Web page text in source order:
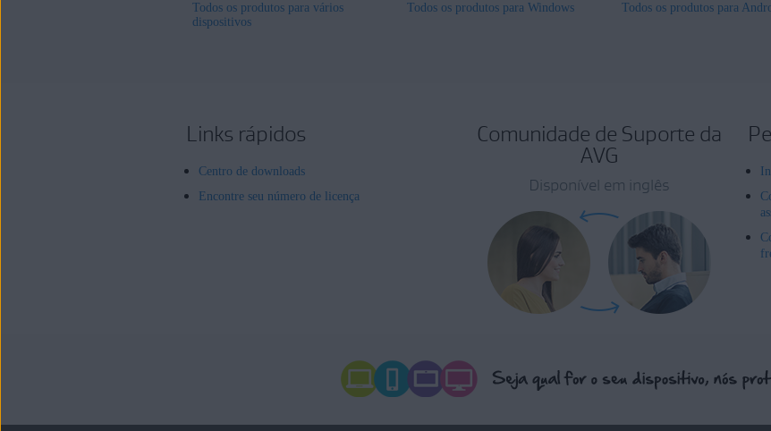
Todos os produtos para vários
dispositivos
Todos os produtos para Windows Todos os produtos para
Links rápidos
Centro de downloads
Encontre seu número de licença
Comunidade de Suporte da
AVG
Disponível em inglês